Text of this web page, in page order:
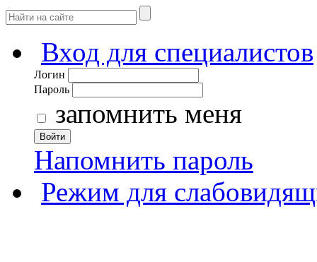
Вход для специалистов
Логин
Пароль
запомнить меня
Войти
Напомнить пароль
Режим для